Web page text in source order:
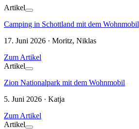
Artikel
Camping in Schottland mit dem Wohnmobil
17. Juni 2026 · Moritz, Niklas
Zum Artikel
Artikel
Zion Nationalpark mit dem Wohnmobil
5. Juni 2026 · Katja
Zum Artikel
Artikel